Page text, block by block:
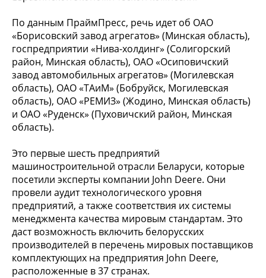
По данным ПраймПресс, речь идет об ОАО
«Борисовский завод агрегатов» (Минская область),
госпредприятии «Нива-холдинг» (Солигорский
район, Минская область), ОАО «Осиповичский
завод автомобильных агрегатов» (Могилевская
область), ОАО «ТАиМ» (Бобруйск, Могилевская
область), ОАО «РЕМИЗ» (Жодино, Минская область)
и ОАО «Руденск» (Пуховичский район, Минская
область).
Это первые шесть предприятий
машиностроительной отрасли Беларуси, которые
посетили эксперты компании John Deere. Они
провели аудит технологического уровня
предприятий, а также соответствия их системы
менеджмента качества мировым стандартам. Это
даст возможность включить белорусских
производителей в перечень мировых поставщиков
комплектующих на предприятия John Deere,
расположенные в 37 странах.